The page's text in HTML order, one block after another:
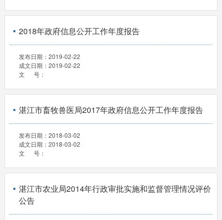
2018年政府信息公开工作年度报告
发布日期： 2019-02-22
成文日期： 2019-02-22
文 号：
湛江市畜牧兽医局2017年政府信息公开工作年度报告
发布日期： 2018-03-02
成文日期： 2018-03-02
文 号：
湛江市农业局2014年行政审批实施和监督管理情况评价
公告